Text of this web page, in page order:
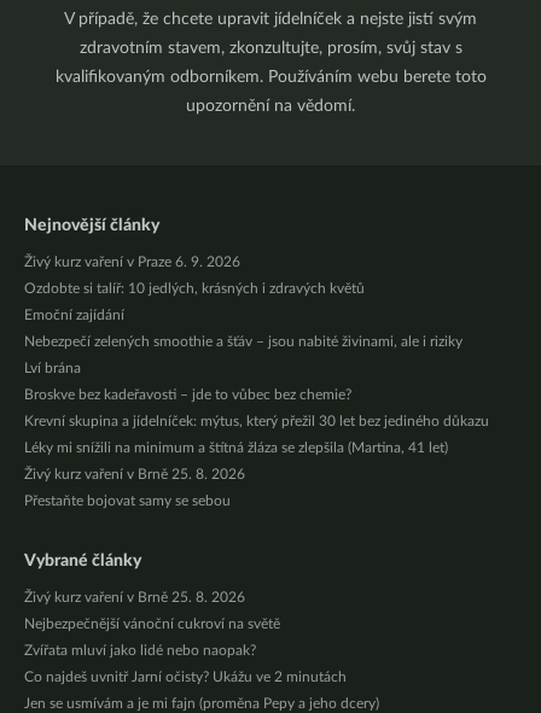
V případě, že chcete upravit jídelníček a nejste jistí svým
zdravotním stavem, zkonzultujte, prosím, svůj stav s
kvalifikovaným odborníkem. Používáním webu berete toto
upozornění na vědomí.
Nejnovější články
Živý kurz vaření v Praze 6. 9. 2026
Ozdobte si talíř: 10 jedlých, krásných i zdravých květů
Emoční zajídání
Nebezpečí zelených smoothie a šťáv – jsou nabité živinami, ale i riziky
Lví brána
Broskve bez kadeřavosti – jde to vůbec bez chemie?
Krevní skupina a jídelníček: mýtus, který přežil 30 let bez jediného důkazu
Léky mi snížili na minimum a štítná žláza se zlepšila (Martina, 41 let)
Živý kurz vaření v Brně 25. 8. 2026
Přestaňte bojovat samy se sebou
Vybrané články
Živý kurz vaření v Brně 25. 8. 2026
Nejbezpečnější vánoční cukroví na světě
Zvířata mluví jako lidé nebo naopak?
Co najdeš uvnitř Jarní očisty? Ukážu ve 2 minutách
Jen se usmívám a je mi fajn (proměna Pepy a jeho dcery)